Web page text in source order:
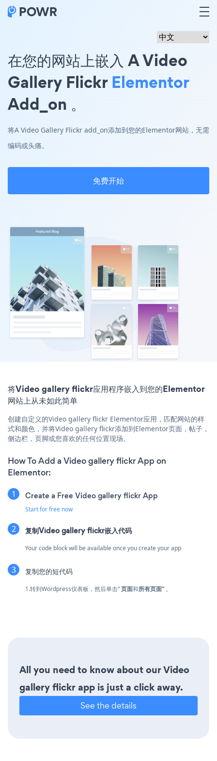
在您的网站上嵌入 A Video
Gallery FlickrElementor
Add_on 。
将A Video Gallery Flickr add_on添加到您的Elementor网站，无需
编码或头痛。
免费开始
将Video gallery flickr应用程序嵌入到您的Elementor
网站上从未如此简单
创建自定义的Video gallery flickr Elementor应用，匹配网站的样
式和颜色，并将Video gallery flickr添加到Elementor页面，帖子，
侧边栏，页脚或您喜欢的任何位置现场。
How To Add a Video gallery flickr App on
Elementor:
Create a Free Video gallery flickr App
Start for free now
复制Video gallery flickr嵌入代码
Your code block will be available once you create your app
复制您的短代码
1.转到Wordpress仪表板，然后单击“页面和所有页面” 。
All you need to know about our Video
gallery flickr app is just a click away.
See the details